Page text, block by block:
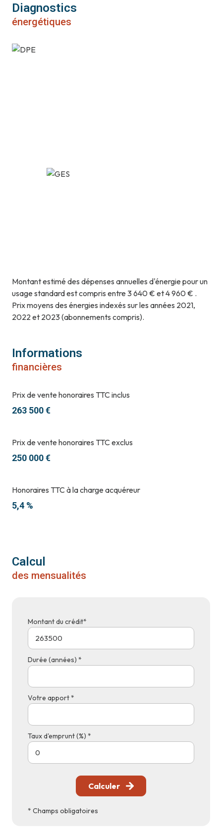
Diagnostics
énergétiques
Montant estimé des dépenses annuelles d'énergie pour un
usage standard est compris entre 3 640 € et 4 960 € .
Prix moyens des énergies indexés sur les années 2021,
2022 et 2023 (abonnements compris).
Informations
financières
Prix de vente honoraires TTC inclus
263 500 €
Prix de vente honoraires TTC exclus
250 000 €
Honoraires TTC à la charge acquéreur
5,4 %
Calcul
des mensualités
Montant du crédit*
Durée (années) *
Votre apport *
Taux d'emprunt (%) *
Calculer
* Champs obligatoires